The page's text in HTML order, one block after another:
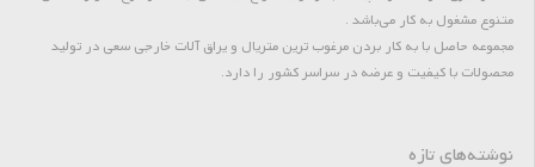
متنوع مشغول به کار می‌باشد .
مجموعه حاصل با به کار بردن مرغوب ترین متریال و یراق آلات خارجی سعی در تولید
محصولات با کیفیت و عرضه در سراسر کشور را دارد.
نوشته‌های تازه